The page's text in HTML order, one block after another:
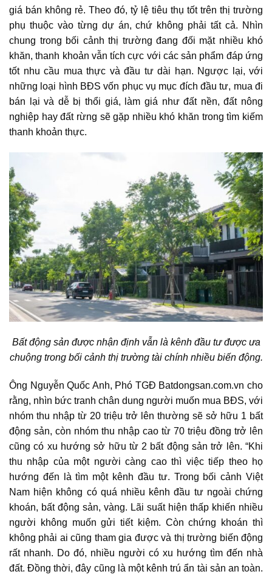
giá bán không rẻ. Theo đó, tỷ lệ tiêu thụ tốt trên thị trường
phụ thuộc vào từng dự án, chứ không phải tất cả. Nhìn
chung trong bối cảnh thị trường đang đối mặt nhiều khó
khăn, thanh khoản vẫn tích cực với các sản phẩm đáp ứng
tốt nhu cầu mua thực và đầu tư dài hạn. Ngược lại, với
những loại hình BĐS vốn phục vụ mục đích đầu tư, mua đi
bán lại và dễ bị thổi giá, làm giá như đất nền, đất nông
nghiệp hay đất rừng sẽ gặp nhiều khó khăn trong tìm kiếm
thanh khoản thực.
Bất động sản được nhận định vẫn là kênh đầu tư được ưa
chuộng trong bối cảnh thị trường tài chính nhiều biến động.
Ông Nguyễn Quốc Anh, Phó TGĐ Batdongsan.com.vn cho
rằng, nhìn bức tranh chân dung người muốn mua BĐS, với
nhóm thu nhập từ 20 triệu trở lên thường sẽ sở hữu 1 bất
động sản, còn nhóm thu nhập cao từ 70 triệu đồng trở lên
cũng có xu hướng sở hữu từ 2 bất động sản trở lên. “Khi
thu nhập của một người càng cao thì việc tiếp theo họ
hướng đến là tìm một kênh đầu tư. Trong bối cảnh Việt
Nam hiện không có quá nhiều kênh đầu tư ngoài chứng
khoán, bất động sản, vàng. Lãi suất hiện thấp khiến nhiều
người không muốn gửi tiết kiệm. Còn chứng khoán thì
không phải ai cũng tham gia được và thị trường biến động
rất nhanh. Do đó, nhiều người có xu hướng tìm đến nhà
đất. Đồng thời, đây cũng là một kênh trú ẩn tài sản an toàn.